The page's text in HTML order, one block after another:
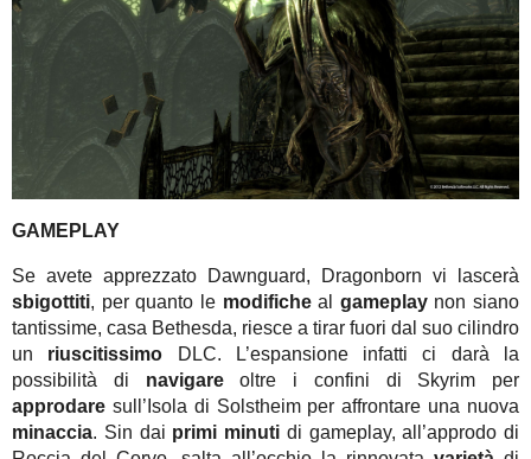
GAMEPLAY
Se avete apprezzato Dawnguard, Dragonborn vi lascerà
sbigottiti, per quanto le modificheal gameplaynon siano
tantissime, casa Bethesda, riesce a tirar fuori dal suo cilindro
un riuscitissimo DLC. L’espansione infatti ci darà la
possibilità di navigareoltre i confini di Skyrim per
approdare sull’Isola di Solstheim per affrontare una nuova
minaccia. Sin dai primi minuti di gameplay, all’approdo di